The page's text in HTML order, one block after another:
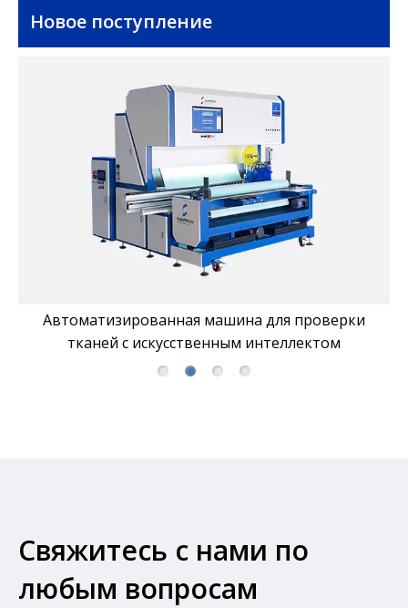
Новое поступление
Автоматизированная машина для проверки
тканей с искусственным интеллектом
Свяжитесь с нами по
любым вопросам